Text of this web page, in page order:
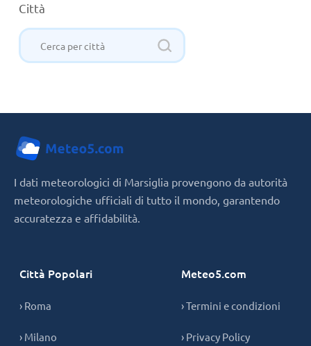
Città
I dati meteorologici di Marsiglia provengono da autorità
meteorologiche ufficiali di tutto il mondo, garantendo
accuratezza e affidabilità.
Città Popolari
› Roma
› Milano
Meteo5.com
› Termini e condizioni
› Privacy Policy